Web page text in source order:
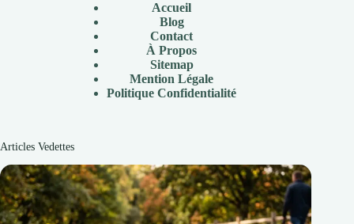
Accueil
Blog
Contact
À Propos
Sitemap
Mention Légale
Politique Confidentialité
Articles Vedettes